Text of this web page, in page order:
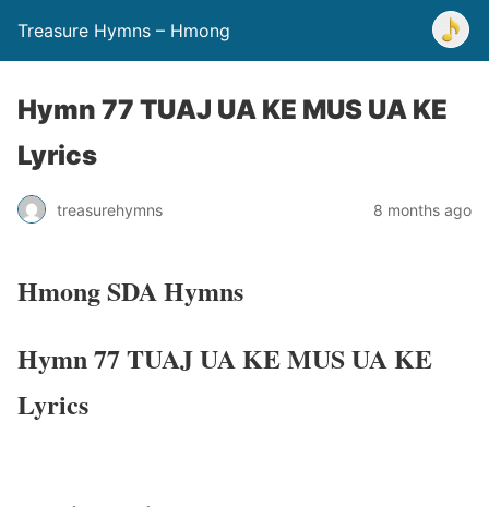
Treasure Hymns – Hmong
Hymn 77 TUAJ UA KE MUS UA KE
Lyrics
treasurehymns 8 months ago
Hmong SDA Hymns
Hymn 77 TUAJ UA KE MUS UA KE
Lyrics